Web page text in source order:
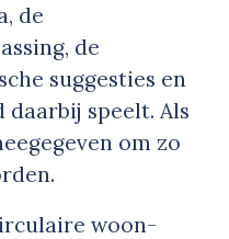
de
de
suggesties en
speelt. Als
om zo
woon-